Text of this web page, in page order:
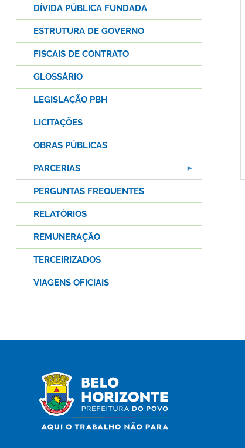
DÍVIDA PÚBLICA FUNDADA
ESTRUTURA DE GOVERNO
FISCAIS DE CONTRATO
GLOSSÁRIO
LEGISLAÇÃO PBH
LICITAÇÕES
OBRAS PÚBLICAS
PARCERIAS
PERGUNTAS FREQUENTES
RELATÓRIOS
REMUNERAÇÃO
TERCEIRIZADOS
VIAGENS OFICIAIS